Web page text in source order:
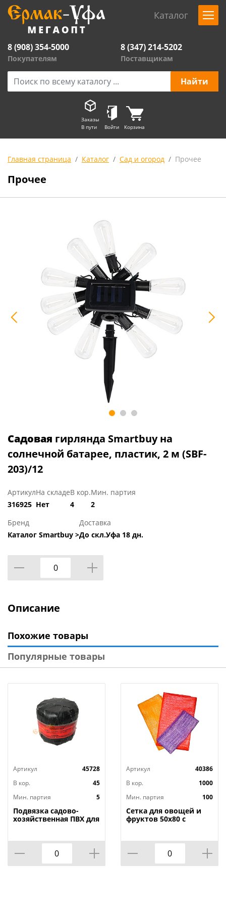
Каталог
8 (908) 354-5000
Покупателям
8 (347) 214-5202
Поставщикам
Заказы
В пути
Войти Корзина
Главная страница Каталог Сад и огород Прочее
Прочее
Садовая гирлянда Smartbuy на
солнечной батарее, пластик, 2 м (SBF-
203)/12
Артикул
316925
На складе
Нет
В кор.
4
Мин. партия
2
Бренд
Каталог Smartbuy >
Доставка
До скл.Уфа 18 дн.
Описание
Похожие товары
Популярные товары
Артикул
45728
В кор.
45
Мин. партия
5
Подвязка садово-
хозяйственная ПВХ для
Артикул
40386
В кор.
1000
Мин. партия
100
Сетка для овощей и
фруктов 50х80 с